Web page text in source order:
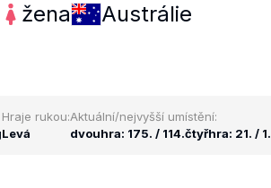
žena Austrálie
Hraje rukou:
Levá
Aktuální/nejvyšší umístění:
dvouhra: 175. / 114.čtyřhra: 21. / 1.